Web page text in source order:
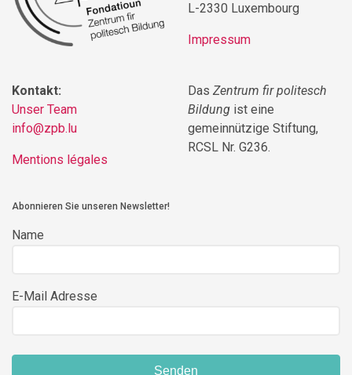
L-2330 Luxembourg
Impressum
Kontakt:
Unser Team
info@zpb.lu
Mentions légales
Das Zentrum fir politesch
Bildung ist eine
gemeinnützige Stiftung,
RCSL Nr. G236.
Abonnieren Sie unseren Newsletter!
Name
E-Mail Adresse
Senden